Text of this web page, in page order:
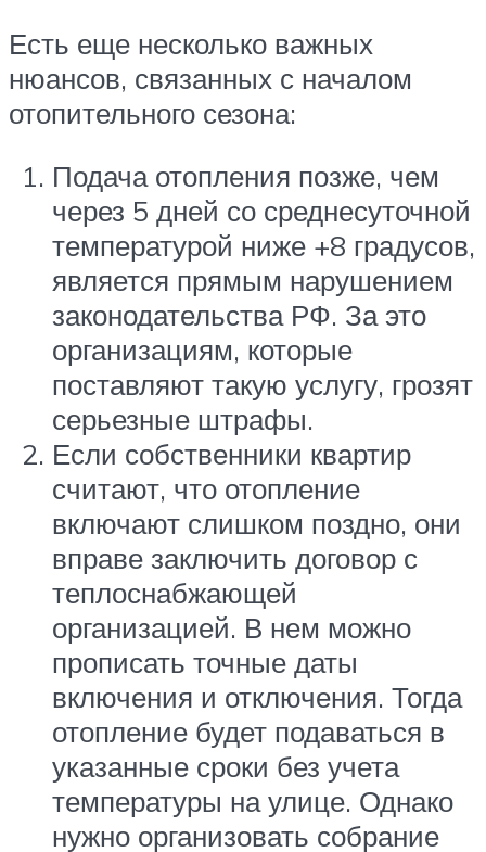
Есть еще несколько важных
нюансов, связанных с началом
отопительного сезона:
Подача отопления позже, чем
через 5 дней со среднесуточной
температурой ниже +8 градусов,
является прямым нарушением
законодательства РФ. За это
организациям, которые
поставляют такую услугу, грозят
серьезные штрафы.
Если собственники квартир
считают, что отопление
включают слишком поздно, они
вправе заключить договор с
теплоснабжающей
организацией. В нем можно
прописать точные даты
включения и отключения. Тогда
отопление будет подаваться в
указанные сроки без учета
температуры на улице. Однако
нужно организовать собрание